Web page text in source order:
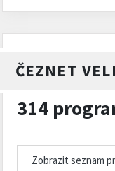
ČEZNET
314
Zobrazit seznam